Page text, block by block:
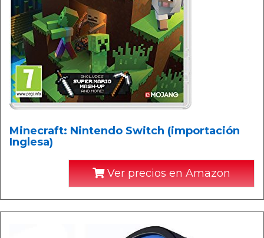
Minecraft: Nintendo Switch (importación
Inglesa)
Ver precios en Amazon